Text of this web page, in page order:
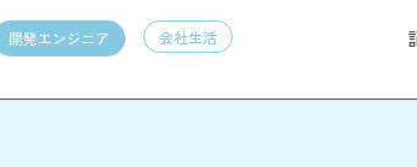
開発エンジニア 会社生活